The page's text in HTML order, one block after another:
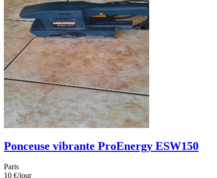
Ponceuse vibrante ProEnergy ESW150
Paris
10 €/jour